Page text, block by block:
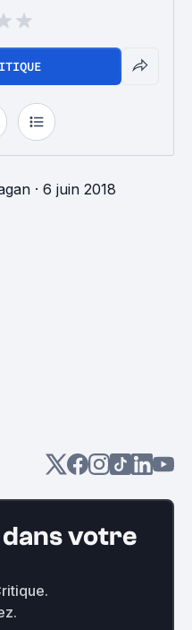
· 6 juin 2018
votre